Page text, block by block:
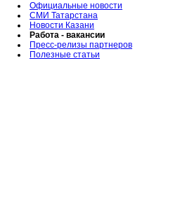
Официальные новости
СМИ Татарстана
Новости Казани
Работа - вакансии
Пресс-релизы партнеров
Полезные статьи